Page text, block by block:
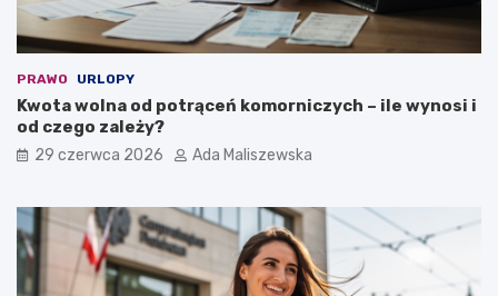
PRAWO URLOPY
Kwota wolna od potrąceń komorniczych – ile wynosi i
od czego zależy?
29 czerwca 2026 Ada Maliszewska